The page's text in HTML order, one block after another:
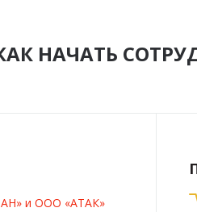
НАЧАТЬ
и ООО «АТАК»